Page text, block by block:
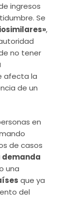
ingresos
Se
,
no tener
afecta la
de un
en
de casos
demanda
una
que ya
del